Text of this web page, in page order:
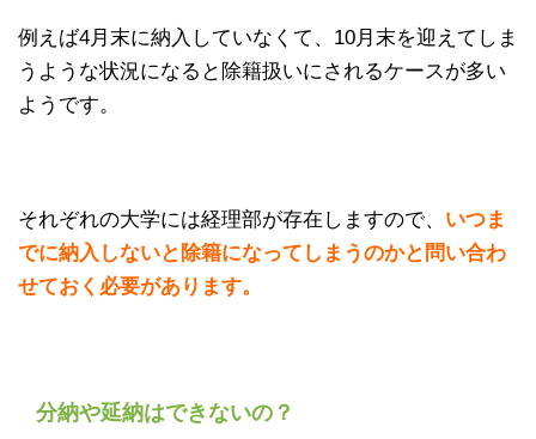
例えば4月末に納入していなくて、10月末を迎えてしま
うような状況になると除籍扱いにされるケースが多い
ようです。
それぞれの大学には経理部が存在しますので、 いつま
でに納入しないと除籍になってしまうのかと問い合わ
せておく必要があります。
分納や延納はできないの？